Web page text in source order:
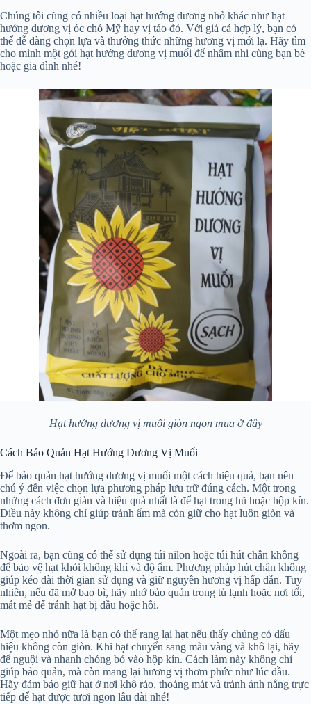
Chúng tôi cũng có nhiều loại hạt hướng dương nhỏ khác như hạt
hướng dương vị óc chó Mỹ hay vị táo đỏ. Với giá cả hợp lý, bạn có
thể dễ dàng chọn lựa và thưởng thức những hương vị mới lạ. Hãy tìm
cho mình một gói hạt hướng dương vị muối để nhâm nhi cùng bạn bè
hoặc gia đình nhé!
Hạt hướng dương vị muối giòn ngon mua ở đây
Cách Bảo Quản Hạt Hướng Dương Vị Muối
Để bảo quản hạt hướng dương vị muối một cách hiệu quả, bạn nên
chú ý đến việc chọn lựa phương pháp lưu trữ đúng cách. Một trong
những cách đơn giản và hiệu quả nhất là để hạt trong hũ hoặc hộp kín.
Điều này không chỉ giúp tránh ẩm mà còn giữ cho hạt luôn giòn và
thơm ngon.
Ngoài ra, bạn cũng có thể sử dụng túi nilon hoặc túi hút chân không
để bảo vệ hạt khỏi không khí và độ ẩm. Phương pháp hút chân không
giúp kéo dài thời gian sử dụng và giữ nguyên hương vị hấp dẫn. Tuy
nhiên, nếu đã mở bao bì, hãy nhớ bảo quản trong tủ lạnh hoặc nơi tối,
mát mẻ để tránh hạt bị dầu hoặc hôi.
Một mẹo nhỏ nữa là bạn có thể rang lại hạt nếu thấy chúng có dấu
hiệu không còn giòn. Khi hạt chuyển sang màu vàng và khô lại, hãy
để nguội và nhanh chóng bỏ vào hộp kín. Cách làm này không chỉ
giúp bảo quản, mà còn mang lại hương vị thơm phức như lúc đầu.
Hãy đảm bảo giữ hạt ở nơi khô ráo, thoáng mát và tránh ánh nắng trực
tiếp để hạt được tươi ngon lâu dài nhé!